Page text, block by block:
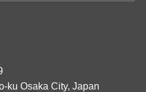
ku Osaka City, Japan